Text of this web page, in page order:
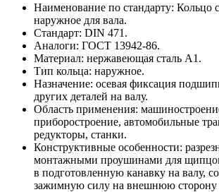
Наименование по стандарту: Кольцо
наружное для вала.
Стандарт: DIN 471.
Аналоги: ГОСТ 13942-86.
Материал: нержавеющая сталь A1.
Тип кольца: наружное.
Назначение: осевая фиксация
других деталей на валу.
Область применения:
приборостроение, автомобильные
редукторы, станки.
Конструктивные особенности:
монтажными проушинами для
в подготовленную канавку на валу,
зажимную силу на внешнюю сторону